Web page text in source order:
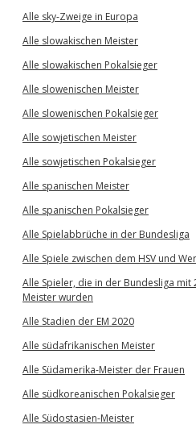
Alle sky-Zweige in Europa
Alle slowakischen Meister
Alle slowakischen Pokalsieger
Alle slowenischen Meister
Alle slowenischen Pokalsieger
Alle sowjetischen Meister
Alle sowjetischen Pokalsieger
Alle spanischen Meister
Alle spanischen Pokalsieger
Alle Spielabbrüche in der Bundesliga
Alle Spiele zwischen dem HSV und
Alle Spieler, die in der Bundesliga mit
Meister wurden
Alle Stadien der EM 2020
Alle südafrikanischen Meister
Alle Südamerika-Meister der Frauen
Alle südkoreanischen Pokalsieger
Alle Südostasien-Meister